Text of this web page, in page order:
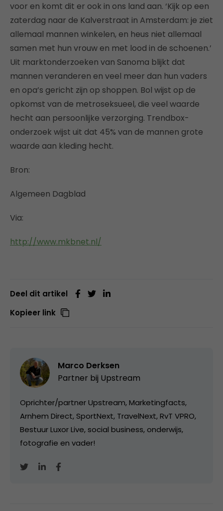
voor en komt dit er ook in ons land aan. ‘Kijk op een
zaterdag naar de Kalverstraat in Amsterdam: je ziet
allemaal mannen winkelen, en heus niet allemaal
samen met hun vrouw en met lood in de schoenen.’
Uit marktonderzoeken van Sanoma blijkt dat
mannen veranderen en veel meer dan hun vaders
en opa’s gericht zijn op shoppen. Bol wijst op de
opkomst van de metroseksueel, die veel waarde
hecht aan persoonlijke verzorging. Trendbox-
onderzoek wijst uit dat 45% van de mannen grote
waarde aan kleding hecht.
Bron:
Algemeen Dagblad
Via:
http://www.mkbnet.nl/
Deel dit artikel
Kopieer link
Marco Derksen
Partner bij Upstream
Oprichter/partner Upstream, Marketingfacts,
Arnhem Direct, SportNext, TravelNext, RvT VPRO,
Bestuur Luxor Live, social business, onderwijs,
fotografie en vader!